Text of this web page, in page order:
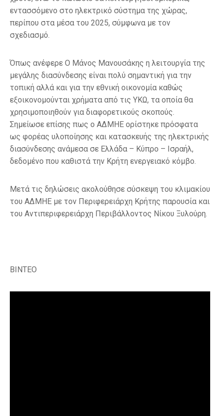
εντασσόμενο στο ηλεκτρικό σύστημα της χώρας,
περίπου στα μέσα του 2025, σύμφωνα με τον
σχεδιασμό.
Όπως ανέφερε O Μάνος Μανουσάκης η λειτουργία της
μεγάλης διασύνδεσης είναι πολύ σημαντική για την
τοπική αλλά και για την εθνική οικονομία καθώς
εξοικονομούνται χρήματα από τις ΥΚΩ, τα οποία θα
χρησιμοποιηθούν για διαφορετικούς σκοπούς.
Σημείωσε επίσης πως ο ΑΔΜΗΕ ορίστηκε πρόσφατα
ως φορέας υλοποίησης και κατασκευής της ηλεκτρικής
διασύνδεσης ανάμεσα σε Ελλάδα – Κύπρο – Ισραήλ,
δεδομένο που καθιστά την Κρήτη ενεργειακό κόμβο.
Μετά τις δηλώσεις ακολούθησε σύσκεψη του κλιμακίου
του ΑΔΜΗΕ με τον Περιφερειάρχη Κρήτης παρουσία και
του Αντιπεριφερειάρχη Περιβάλλοντος Νίκου Ξυλούρη.
BINTEO